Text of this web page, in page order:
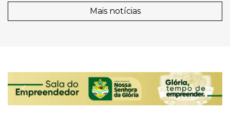
Mais notícias
Voltar